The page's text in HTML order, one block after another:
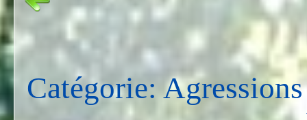
Catégorie: